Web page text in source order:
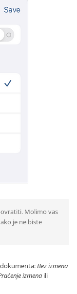
Molimo vas
je ne biste
Bez izmena
izmena ili